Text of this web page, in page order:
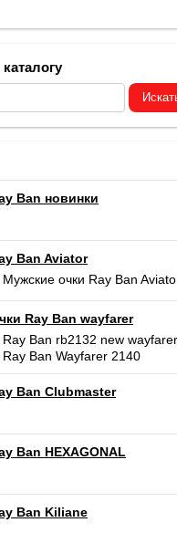
Ban новинки
Ban Aviator
Мужские очки Ray Ban
Ray Ban wayfarer
Ray Ban rb2132 new wayfarer
Ray Ban Wayfarer 2140
Ban Clubmaster
Ban HEXAGONAL
Ban Kiliane